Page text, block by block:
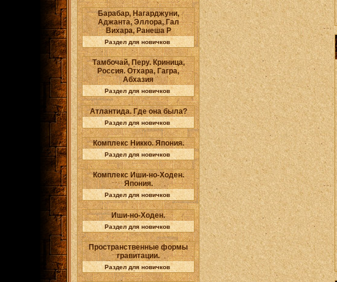
Барабар, Нагарджуни,
Аджанта, Эллора, Гал
Вихара, Ранеша Р
Раздел для новичков
Тамбочай, Перу. Криница,
Россия. Отхара, Гагра,
Абхазия
Раздел для новичков
Атлантида. Где она была?
Раздел для новичков
Комплекс Никко. Япония.
Раздел для новичков
Комплекс Иши-но-Ходен.
Япония.
Раздел для новичков
Иши-но-Ходен.
Раздел для новичков
Пространственные формы
гравитации.
Раздел для новичков